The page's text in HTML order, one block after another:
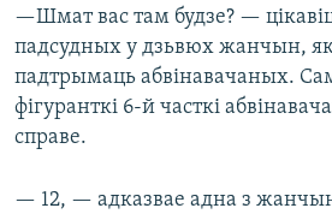
—Шмат вас там будзе? —
падсудных у дзьвюх жанчын,
падтрымаць абвінавачаных.
фігуранткі 6-й часткі
справе.
— 12, — адказвае адна з